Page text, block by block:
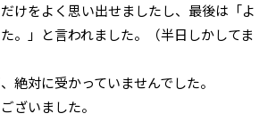
けをよく思い出せましたし、最後は「よ
。」と言われました。（半日しかしてま
絶対に受かっていませんでした。
ざいました。